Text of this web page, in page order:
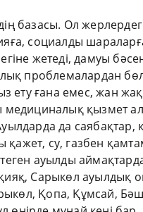
базасы. Ол
социалды
жетеді, дамуы
проблемалардан
ету ғана емес, жан
медициналық қызмет
да саябақтар,
су, газбен
ауылды
Сарыкөл ауылдық
Қопа, Құмсай,